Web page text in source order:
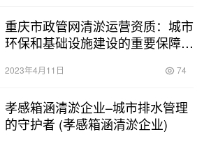
重庆市政管网清淤运营资质：城市
环保和基础设施建设的重要保障
2023年4月11日 74
孝感箱涵清淤企业–城市排水管理
的守护者 (孝感箱涵清淤企业)